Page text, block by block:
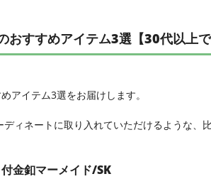
おすすめアイテム3選【30代以上
アイテム3選をお届けします。
ィネートに取り入れていただけるような、
金釦マーメイド/SK